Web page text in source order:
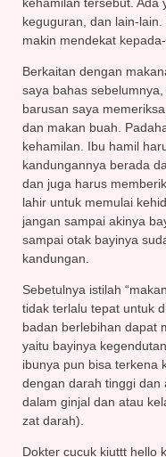
keguguran, dan lain-
makin mendekat kepada-
Berkaitan dengan
saya bahas
barusan saya
dan makan buah.
kehamilan. Ibu hamil
kandungannya berada
dan juga harus
lahir untuk memulai
jangan sampai akinya
sampai otak bayinya
kandungan.
Sebetulnya istilah
tidak terlalu tepat untuk
badan berlebihan dapat
yaitu bayinya
ibunya pun bisa terkena
dengan darah tinggi dan
dalam ginjal dan atau
zat darah).
Dokter cucuk kiuttt hello